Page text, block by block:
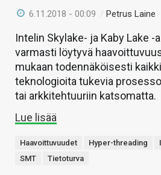
6.11.2018 - 00:09 /Petrus Laine
Intelin Skylake- ja Kaby Lake
varmasti löytyvä
mukaan todennäköisesti
teknologioita tukevia
tai arkkitehtuuriin katsomatta.
Lue lisää
Haavoittuvuudet Hyper-threading
SMT
Tietoturva